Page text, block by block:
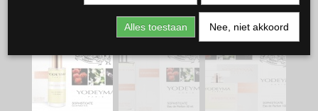
Alles toestaan Nee, niet akkoord